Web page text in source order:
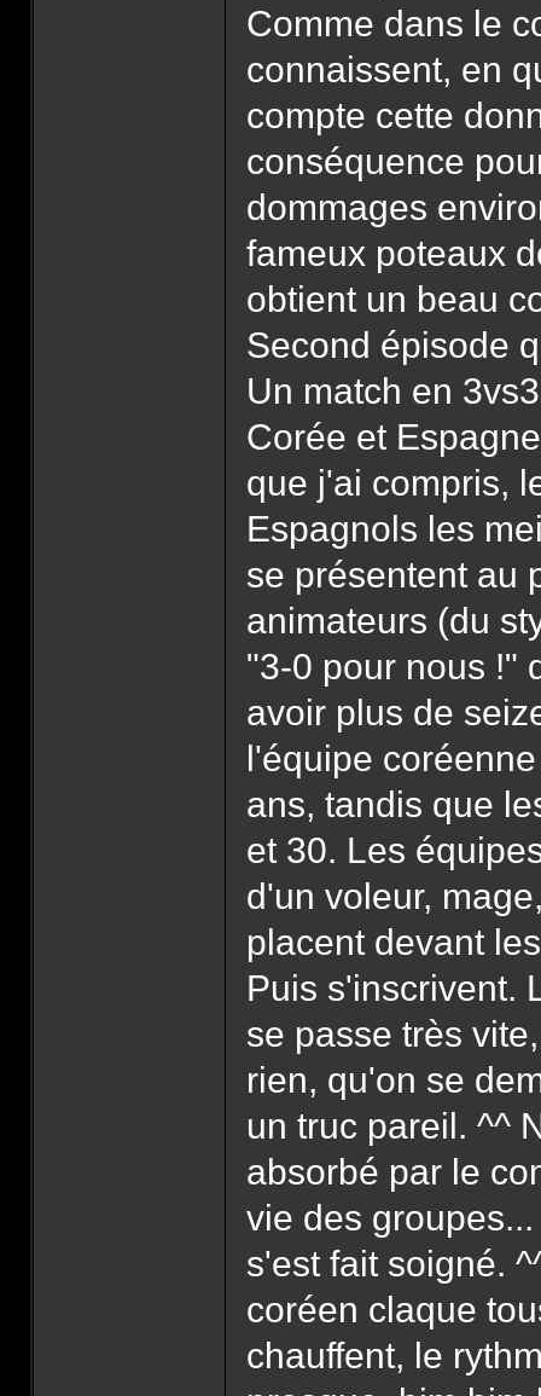
Comme dans le
connaissent, en
compte cette
conséquence
dommages
fameux poteaux
obtient un beau
Second épisode
Un match en
Corée et
que j'ai compris,
Espagnols les
se présentent au
animateurs (du
"3-0 pour nous !"
avoir plus de
l'équipe
ans, tandis que
et 30. Les
d'un voleur,
placent devant
Puis s'inscrivent.
se passe très
rien, qu'on se
un truc pareil. ^^
absorbé par le
vie des
s'est fait soigné.
coréen claque
chauffent, le